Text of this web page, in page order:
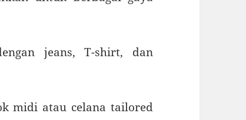
jeans, T-shirt, dan
midi atau celana tailored